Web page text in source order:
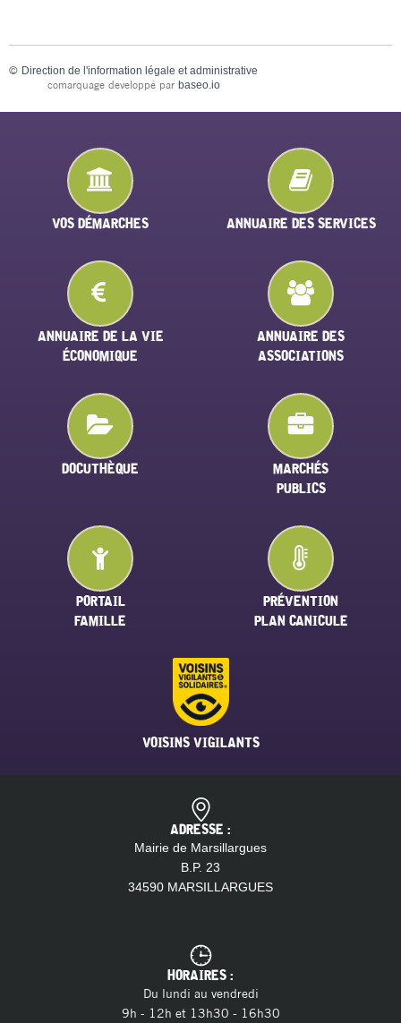
© Direction de l'information légale et administrative
comarquage developpé par baseo.io
VOS DÉMARCHES ANNUAIRE DES SERVICES
ANNUAIRE DE LA VIE
ÉCONOMIQUE
ANNUAIRE DES
ASSOCIATIONS
DOCUTHÈQUE
MARCHÉS
PUBLICS
PORTAIL
FAMILLE
PRÉVENTION
PLAN CANICULE
VOISINS VIGILANTS
ADRESSE :
Mairie de Marsillargues
B.P. 23
34590 MARSILLARGUES
HORAIRES :
Du lundi au vendredi
9h - 12h et 13h30 - 16h30